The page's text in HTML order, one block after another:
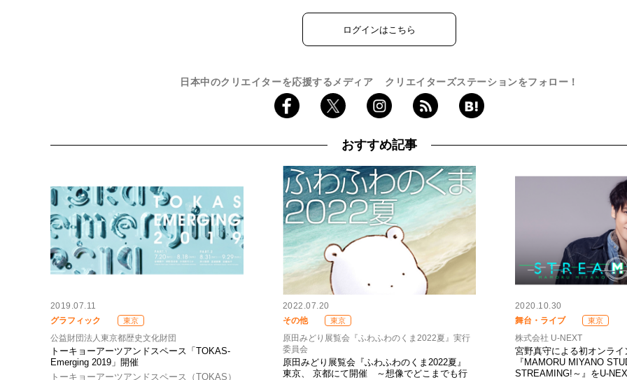
ログインはこちら
日本中のクリエイターを応援するメディア クリエイターズステーションをフォロー！
おすすめ記事
2019.07.11
グラフィック
東京
公益財団法人東京都歴史文化財団
トーキョーアーツアンドスペース「TOKAS-
Emerging 2019」開催
トーキョーアーツアンドスペース（TOKAS）
2022.07.20
その他
東京
原田みどり展覧会『ふわふわのくま2022夏』実行
委員会
原田みどり展覧会『ふわふわのくま2022夏』
東京、 京都にて開催 ～想像でどこまでも行
2020.10.30
舞台・ライブ
東京
株式会社 U-NEXT
宮野真守による初オンライ
『MAMORU MIYANO
STREAMING!～』をU-